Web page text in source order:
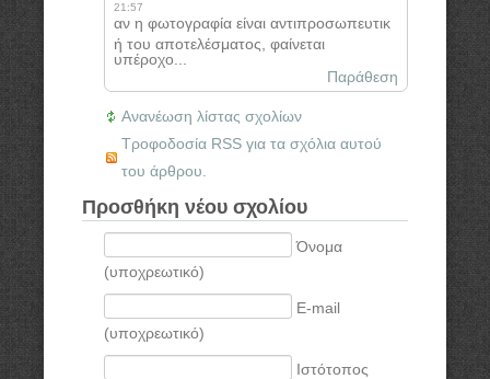
21:57
αν η φωτογραφία είναι αντιπροσωπευτικ
ή του αποτελέσματος, φαίνεται
υπέροχο...
Παράθεση
Ανανέωση λίστας σχολίων
Τροφοδοσία RSS για τα σχόλια αυτού
του άρθρου.
Προσθήκη νέου σχολίου
Όνομα
(υποχρεωτικό)
E-mail
(υποχρεωτικό)
Ιστότοπος